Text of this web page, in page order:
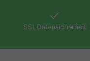
SSL Datensicherheit